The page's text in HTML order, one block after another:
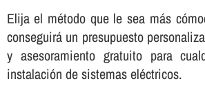
Elija el método que le sea más
conseguirá un presupuesto
y asesoramiento gratuito para
instalación de sistemas eléctricos.